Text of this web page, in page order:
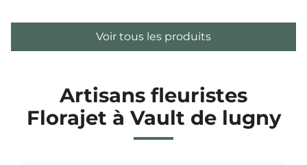
Voir tous les produits
Artisans fleuristes
Florajet à Vault de lugny